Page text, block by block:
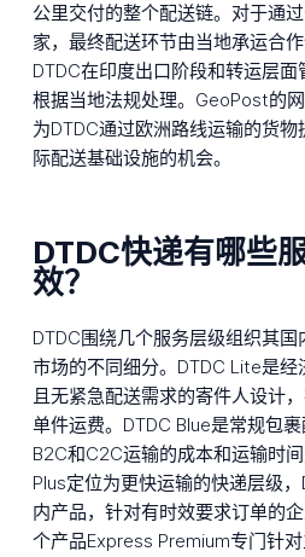
公里交付的整个配送链。对于通
家，最终配送环节由当地承运合
DTDC在印度出口阶段和转运层
根据当地法规处理。GeoPost的
为DTDC通过欧洲路线运输的货
际配送基础设施的机会。
DTDC快递有哪些
效？
DTDC围绕几个服务层级组织其
市场的不同细分。DTDC Lite是
且无紧急配送需求的寄件人设计
单件运费。DTDC Blue是常规包
B2C和C2C运输的成本和运输时
Plus定位为更快运输的快递层级
内产品，针对有时效要求订单的
个产品Express Premium专门针